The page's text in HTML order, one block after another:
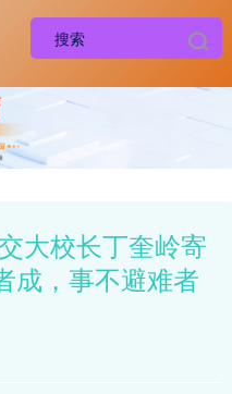
大校长丁奎岭寄
成，事不避难者